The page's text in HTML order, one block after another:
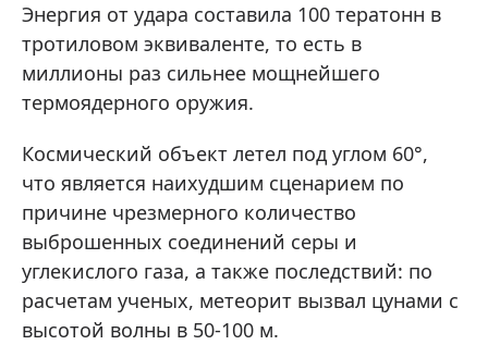
Энергия от удара составила 100 тератонн в
тротиловом эквиваленте, то есть в
миллионы раз сильнее мощнейшего
термоядерного оружия.
Космический объект летел под углом 60°,
что является наихудшим сценарием по
причине чрезмерного количество
выброшенных соединений серы и
углекислого газа, а также последствий: по
расчетам ученых, метеорит вызвал цунами с
высотой волны в 50-100 м.